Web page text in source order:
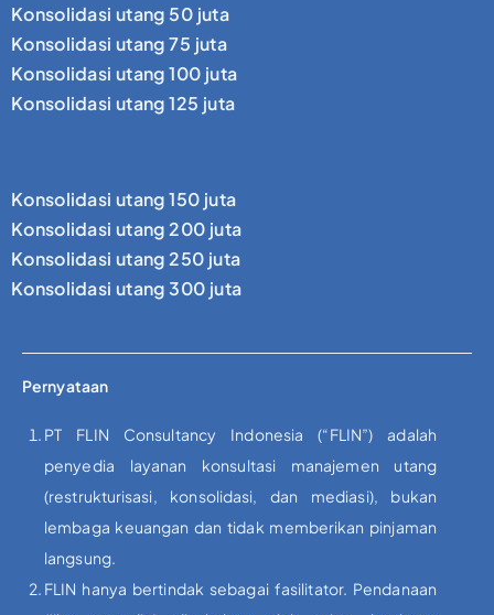
Konsolidasi utang 50 juta
Konsolidasi utang 75 juta
Konsolidasi utang 100 juta
Konsolidasi utang 125 juta
Konsolidasi utang 150 juta
Konsolidasi utang 200 juta
Konsolidasi utang 250 juta
Konsolidasi utang 300 juta
Pernyataan
PT FLIN Consultancy Indonesia (“FLIN”) adalah
penyedia layanan konsultasi manajemen utang
(restrukturisasi, konsolidasi, dan mediasi), bukan
lembaga keuangan dan tidak memberikan pinjaman
langsung.
FLIN hanya bertindak sebagai fasilitator. Pendanaan